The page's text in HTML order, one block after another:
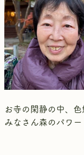
お寺の閑静の中、
みなさん森のパワ